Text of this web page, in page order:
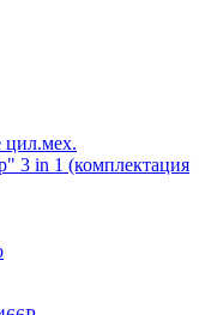
3 in 1 (комплектация